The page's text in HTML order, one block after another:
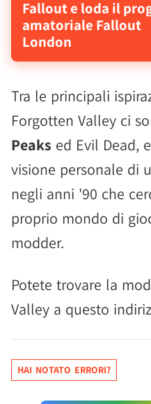
Fallout e loda il
amatoriale Fallout
London
Tra le principali
Forgotten Valley ci
Peaks ed Evil Dead,
visione personale di
negli anni '90 che
proprio mondo di
modder.
Potete trovare la
Valley a questo
HAI NOTATO ERRORI?